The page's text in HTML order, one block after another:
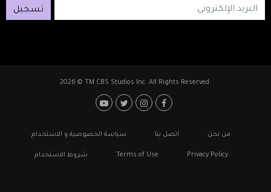
تسجيل
2026 © TM CBS Studios Inc. All Rights Reserved.
Footer: Social Media
Footerمن نحن اتصل بنا سياسة الخصوصية و الاستخدام
Privacy Policy
Terms of Use شروط الاستخدام